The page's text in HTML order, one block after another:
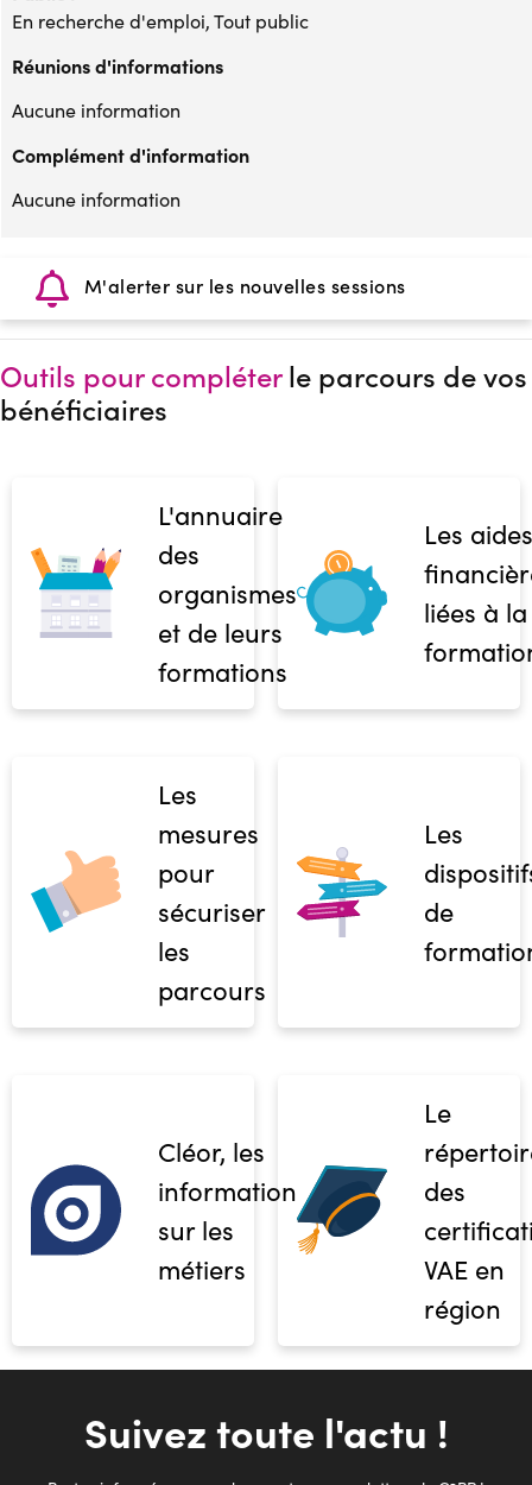
En recherche d'emploi, Tout public
Réunions d'informations
Aucune information
Complément d'information
Aucune information
M'alerter sur les nouvelles sessions
Outils pour compléterle parcours de vos
bénéficiaires
L'annuaire
des
organismes
et de leurs
formations
Les aides
liées à la
Les
mesures
pour
sécuriser
les
parcours
Les
de
Cléor, les
informations
sur les
métiers
Le
des
VAE en
région
Suivez toute l'actu !